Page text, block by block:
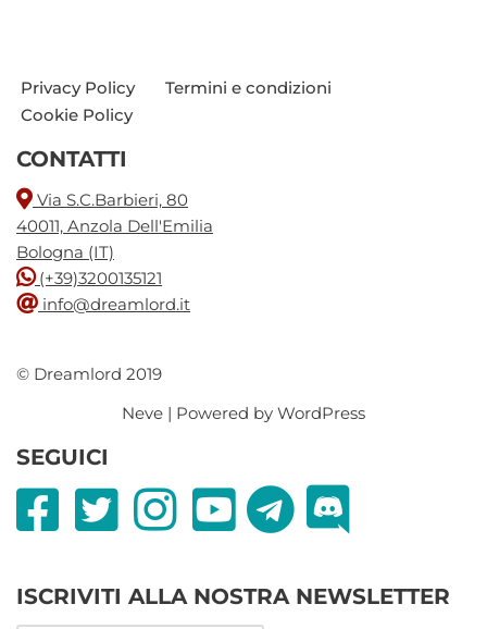
Privacy Policy
Termini e condizioni
Cookie Policy
CONTATTI
Via S.C.Barbieri, 80
40011, Anzola Dell'Emilia
Bologna (IT)
(+39)3200135121
info@dreamlord.it
© Dreamlord 2019
Neve | Powered by WordPress
SEGUICI
ISCRIVITI ALLA NOSTRA NEWSLETTER